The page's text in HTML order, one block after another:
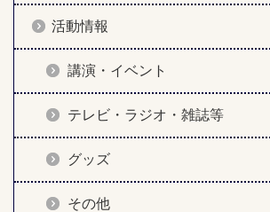
活動情報
講演・イベント
テレビ・ラジオ・雑誌等
グッズ
その他